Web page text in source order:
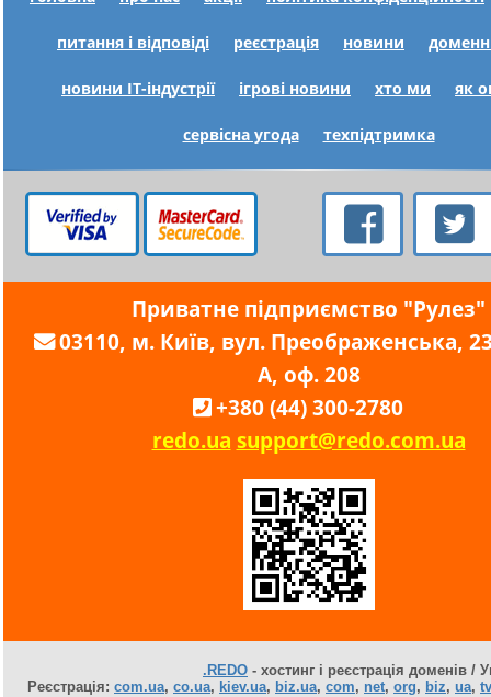
питання і відповіді реєстрація новини
новини IT-індустрії ігрові новини хто ми як
сервісна угода техпідтримка
Приватне підприємство "Рулез"
03110, м. Київ, вул. Преображенська,
А, оф. 208
+380 (44) 300-2780
redo.ua support@redo.com.ua
.REDO - хостинг і реєстрація доменів /
Реєстрація: com.ua, co.ua, kiev.ua, biz.ua, com, net, org, biz, ua, tv